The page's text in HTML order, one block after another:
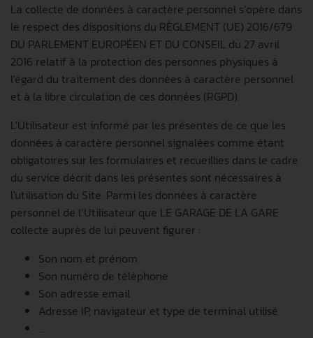
La collecte de données à caractère personnel s’opère dans
le respect des dispositions du RÈGLEMENT (UE) 2016/679
DU PARLEMENT EUROPÉEN ET DU CONSEIL du 27 avril
2016 relatif à la protection des personnes physiques à
l'égard du traitement des données à caractère personnel
et à la libre circulation de ces données (RGPD).
L'Utilisateur est informé par les présentes de ce que les
données à caractère personnel signalées comme étant
obligatoires sur les formulaires et recueillies dans le cadre
du service décrit dans les présentes sont nécessaires à
l'utilisation du Site. Parmi les données à caractère
personnel de l’Utilisateur que LE GARAGE DE LA GARE
collecte auprès de lui peuvent figurer :
Son nom et prénom
Son numéro de téléphone
Son adresse email
Adresse IP, navigateur et type de terminal utilisé
...